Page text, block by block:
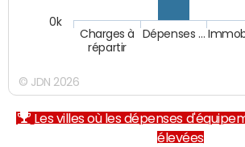
Charges à
répartir
Dépenses …
0k
© JDN 2026
Les villes où les dépenses
élevées